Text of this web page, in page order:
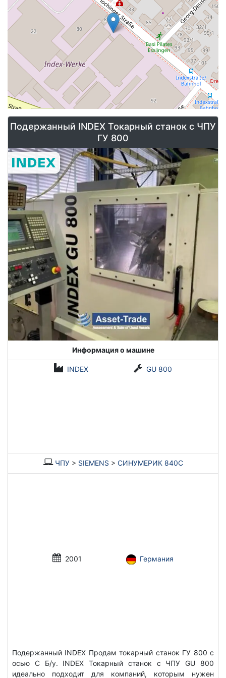
экономически и технически превосходные решения.
Журналы для загрузки прутков идеально подходят
для INDEX & TRAUB Токарные станки с ЧПУ
адаптированы для одно- и многошпиндельной
токарной обработки. Они впечатляют коротким
временем настройки, быстрой заменой планки и
направляющей планки с низким уровнем вибрации,
что обеспечивает наилучшее качество поверхности.
Подержанный INDEX Токарный станок с ЧПУ
ГУ 800
Информация о машине
INDEX GU 800
ЧПУ> SIEMENS > СИНУМЕРИК 840С
2001 Германия
Подержанный INDEX Продам токарный станок ГУ 800 с
осью С Б/у. INDEX Токарный станок с ЧПУ GU 800
идеально подходит для компаний, которым нужен